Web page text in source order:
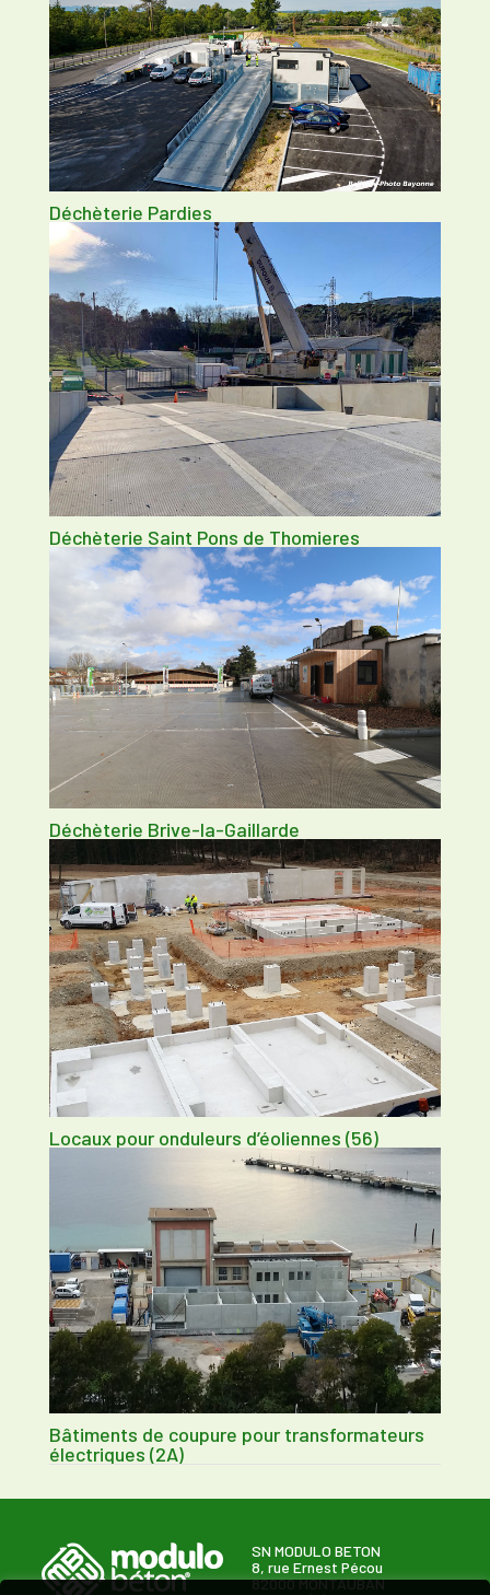
Déchèterie Pardies
Déchèterie Saint Pons de Thomieres
Déchèterie Brive-la-Gaillarde
Locaux pour onduleurs d’éoliennes (56)
Bâtiments de coupure pour transformateurs
électriques (2A)
SN MODULO BETON
8, rue Ernest Pécou
82000 MONTAUBAN